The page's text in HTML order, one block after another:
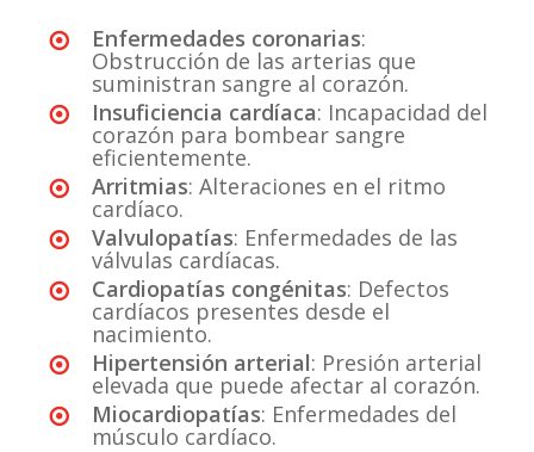
Enfermedades coronarias:
Obstrucción de las arterias que
suministran sangre al corazón.
Insuficiencia cardíaca: Incapacidad del
corazón para bombear sangre
eficientemente.
Arritmias: Alteraciones en el ritmo
cardíaco.
Valvulopatías: Enfermedades de las
válvulas cardíacas.
Cardiopatías congénitas: Defectos
cardíacos presentes desde el
nacimiento.
Hipertensión arterial: Presión arterial
elevada que puede afectar al corazón.
Miocardiopatías: Enfermedades del
músculo cardíaco.